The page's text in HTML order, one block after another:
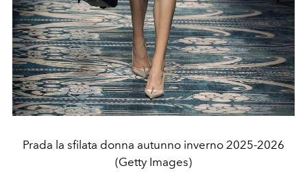
Prada la sfilata donna autunno inverno 2025-2026
(Getty Images)